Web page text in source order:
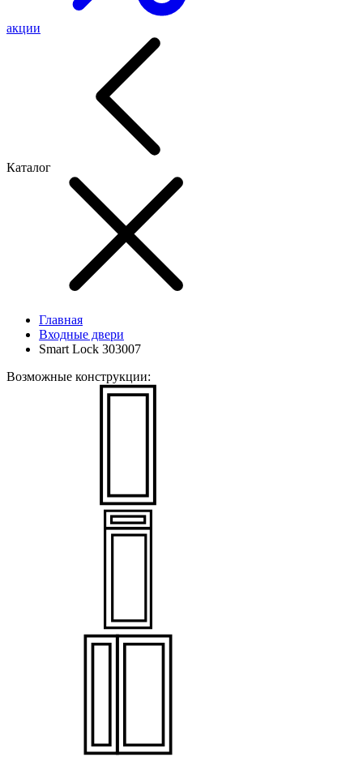
акции
Каталог
Главная
Входные двери
Smart Lock 303007
Возможные конструкции: